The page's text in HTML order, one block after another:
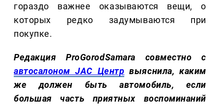
гораздо важнее оказываются вещи, о
которых редко задумываются при
покупке.
Редакция ProGorodSamara совместно с
автосалоном JAC Центр выяснила, каким
же должен быть автомобиль, если
большая часть приятных воспоминаний